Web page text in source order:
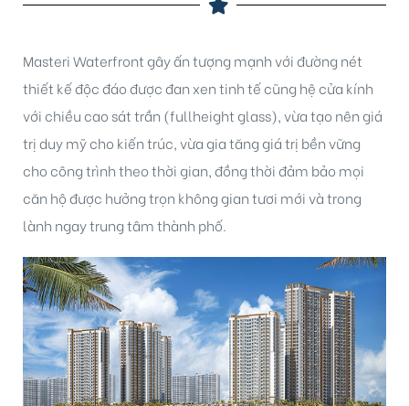
Masteri Waterfront gây ấn tượng mạnh với đường nét
thiết kế độc đáo được đan xen tinh tế cũng hệ cửa kính
với chiều cao sát trần (fullheight glass), vừa tạo nên giá
trị duy mỹ cho kiến trúc, vừa gia tăng giá trị bền vững
cho công trình theo thời gian, đồng thời đảm bảo mọi
căn hộ được hưởng trọn không gian tươi mới và trong
lành ngay trung tâm thành phố.